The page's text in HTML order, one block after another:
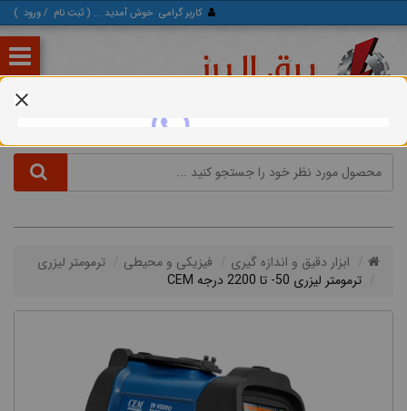
کاربر گرامی خوش آمدید ... ( ثبت‌ نام /ورود )
ابزار دقیق و اندازه گیری فیزیکی و محیطی
ترمومتر لیزری
ترمومتر لیزری 50- تا 2200 درجه CEM